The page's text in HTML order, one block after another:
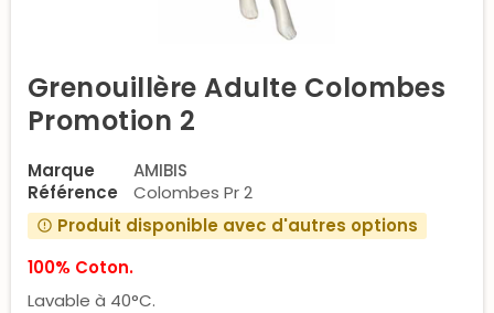
Grenouillère Adulte Colombes
Promotion 2
Marque
AMIBIS
Référence
Colombes Pr 2
error_outline Produit disponible avec d'autres options
100% Coton.
Lavable à 40°C.